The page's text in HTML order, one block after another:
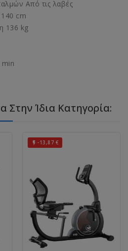
Από τις λαβές
140 cm
136 kg
Στην Ίδια Κατηγορία:
 -13,87 €